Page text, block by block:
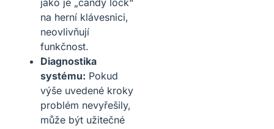
na herní klávesnici,
neovlivňují
funkčnost.
Diagnostika
systému: Pokud
výše uvedené kroky
problém nevyřešily,
může být užitečné